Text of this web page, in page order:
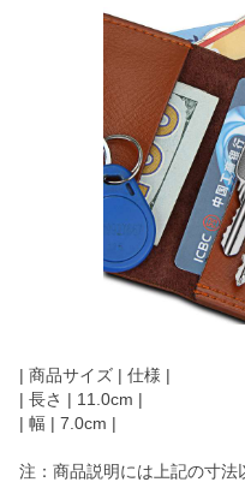
| 商品サイズ | 仕様 |
| 長さ | 11.0cm |
| 幅 | 7.0cm |
注：商品説明には上記の寸法